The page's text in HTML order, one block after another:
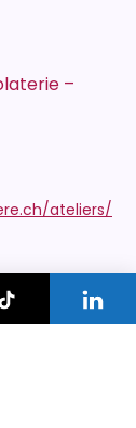
–
ateliers/